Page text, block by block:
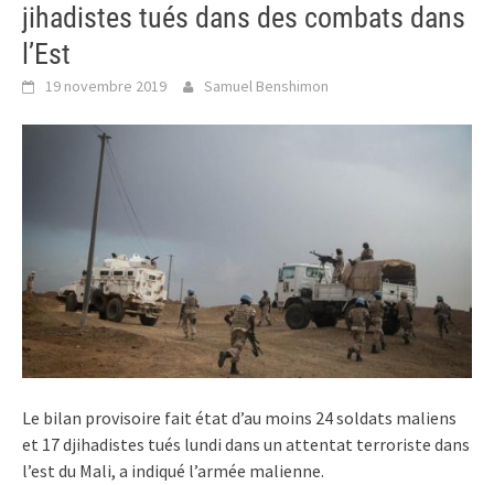
jihadistes tués dans des combats dans
l’Est
19 novembre 2019 Samuel Benshimon
Le bilan provisoire fait état d’au moins 24 soldats maliens
et 17 djihadistes tués lundi dans un attentat terroriste dans
l’est du Mali, a indiqué l’armée malienne.